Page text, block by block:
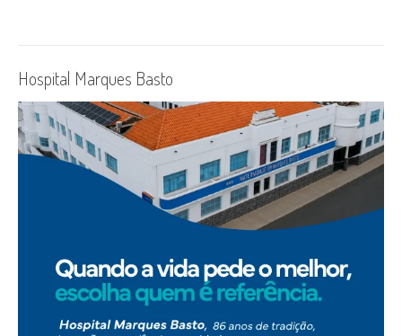
Hospital Marques Basto